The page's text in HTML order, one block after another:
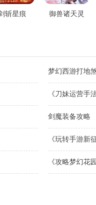
斩星痕 御兽诸天灵
梦幻西游打地
《刀妹运营手
剑魔装备攻略
《玩转手游新
《攻略梦幻花